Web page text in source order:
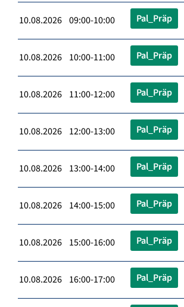
10.08.2026 09:00-10:00 Pal_Präp
10.08.2026 10:00-11:00 Pal_Präp
10.08.2026 11:00-12:00 Pal_Präp
10.08.2026 12:00-13:00 Pal_Präp
10.08.2026 13:00-14:00 Pal_Präp
10.08.2026 14:00-15:00 Pal_Präp
10.08.2026 15:00-16:00 Pal_Präp
10.08.2026 16:00-17:00 Pal_Präp